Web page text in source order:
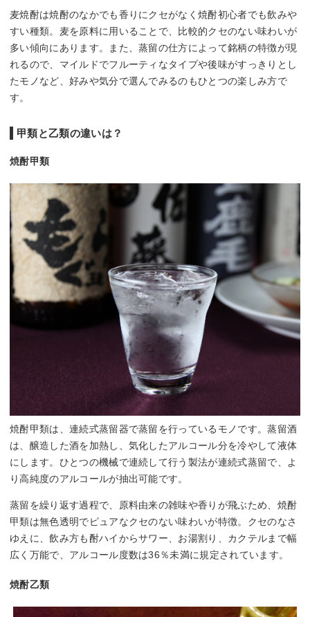
麦焼酎は焼酎のなかでも香りにクセがなく焼酎初心者でも飲みや
すい種類。麦を原料に用いることで、比較的クセのない味わいが
多い傾向にあります。また、蒸留の仕方によって銘柄の特徴が現
れるので、マイルドでフルーティなタイプや後味がすっきりとし
たモノなど、好みや気分で選んでみるのもひとつの楽しみ方で
す。
甲類と乙類の違いは？
焼酎甲類
焼酎甲類は、連続式蒸留器で蒸留を行っているモノです。蒸留酒
は、醸造した酒を加熱し、気化したアルコール分を冷やして液体
にします。ひとつの機械で連続して行う製法が連続式蒸留で、よ
り高純度のアルコールが抽出可能です。
蒸留を繰り返す過程で、原料由来の雑味や香りが飛ぶため、焼酎
甲類は無色透明でピュアなクセのない味わいが特徴。クセのなさ
ゆえに、飲み方も酎ハイからサワー、お湯割り、カクテルまで幅
広く万能で、アルコール度数は36％未満に規定されています。
焼酎乙類